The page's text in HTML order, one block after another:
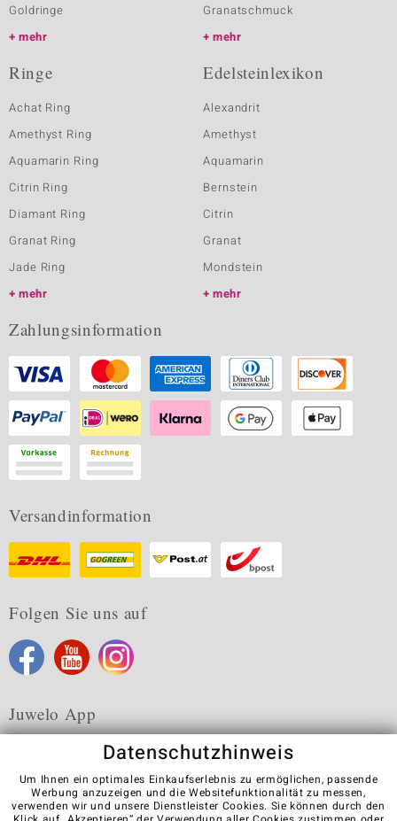
Goldringe
mehr
Granatschmuck
mehr
Ringe
Achat Ring
Amethyst Ring
Aquamarin Ring
Citrin Ring
Diamant Ring
Granat Ring
Jade Ring
mehr
Edelsteinlexikon
Alexandrit
Amethyst
Aquamarin
Bernstein
Citrin
Granat
Mondstein
mehr
Zahlungsinformation
Versandinformation
Folgen Sie uns auf
Juwelo App
Karriere AGB Datenschutz Cookies
Impressum
Datenschutzhinweis
Um Ihnen ein optimales Einkaufserlebnis zu ermöglichen, passende
Werbung anzuzeigen und die Websitefunktionalität zu messen,
verwenden wir und unsere Dienstleister Cookies. Sie können durch den